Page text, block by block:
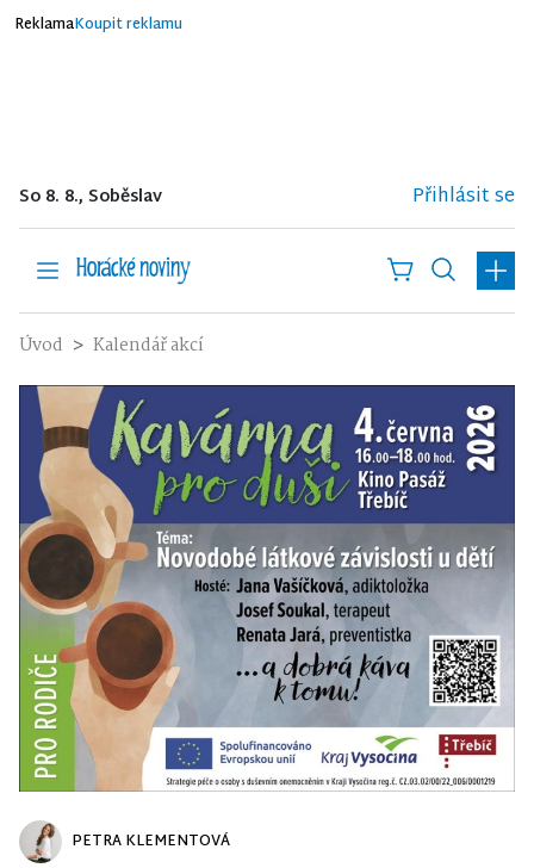
ReklamaKoupit reklamu
So 8. 8., Soběslav Přihlásit se
Úvod Kalendář akcí
PETRA KLEMENTOVÁ